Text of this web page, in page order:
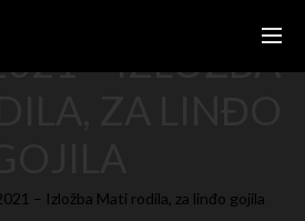
– IZLOŽBA
– Izložba Mati rodila, za linđo gojila